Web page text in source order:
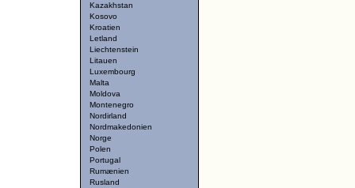
Kazakhstan
Kosovo
Kroatien
Letland
Liechtenstein
Litauen
Luxembourg
Malta
Moldova
Montenegro
Nordirland
Nordmakedonien
Norge
Polen
Portugal
Rumænien
Rusland